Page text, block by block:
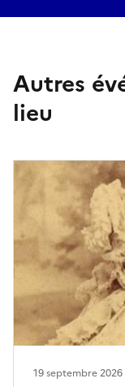
Autres
lieu
19 septembre 2026